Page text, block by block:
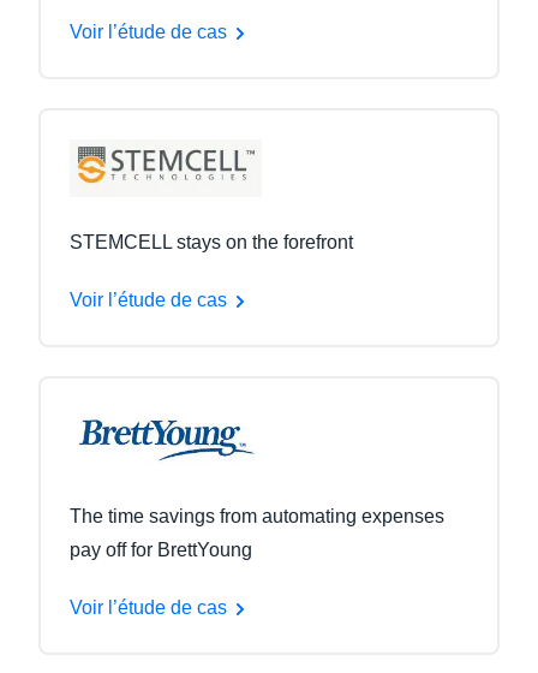
Voir l’étude de cas
STEMCELL stays on the forefront
Voir l’étude de cas
The time savings from automating expenses
pay off for BrettYoung
Voir l’étude de cas